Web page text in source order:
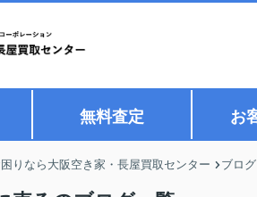
無料査定 お
りなら大阪空き家・長屋買取センター ブログ